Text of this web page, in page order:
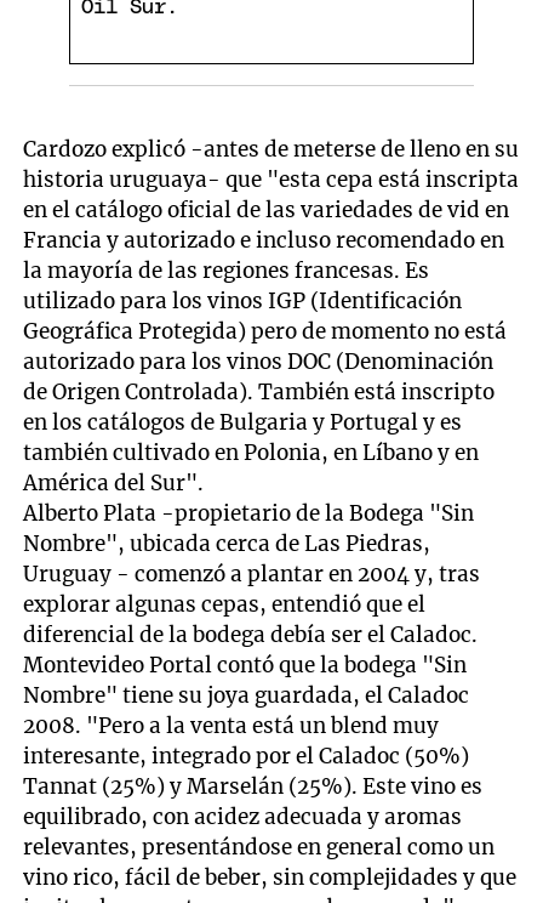
Cardozo explicó -antes de meterse de lleno en su
historia uruguaya- que "esta cepa está inscripta
en el catálogo oficial de las variedades de vid en
Francia y autorizado e incluso recomendado en
la mayoría de las regiones francesas. Es
utilizado para los vinos IGP (Identificación
Geográfica Protegida) pero de momento no está
autorizado para los vinos DOC (Denominación
de Origen Controlada). También está inscripto
en los catálogos de Bulgaria y Portugal y es
también cultivado en Polonia, en Líbano y en
América del Sur".
Alberto Plata -propietario de la Bodega "Sin
Nombre", ubicada cerca de Las Piedras,
Uruguay - comenzó a plantar en 2004 y, tras
explorar algunas cepas, entendió que el
diferencial de la bodega debía ser el Caladoc.
Montevideo Portal contó que la bodega "Sin
Nombre" tiene su joya guardada, el Caladoc
2008. "Pero a la venta está un blend muy
interesante, integrado por el Caladoc (50%)
Tannat (25%) y Marselán (25%). Este vino es
equilibrado, con acidez adecuada y aromas
relevantes, presentándose en general como un
vino rico, fácil de beber, sin complejidades y que